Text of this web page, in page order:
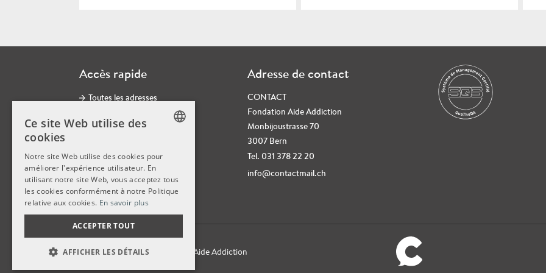
Accès rapide
Toutes les adresses
Réseaux sociaux
Protection des données
Impressum
Adresse de contact
CONTACT
Fondation Aide Addiction
Monbijoustrasse 70
3007 Bern
Tel. 031 378 22 20
info@contactmail.ch
© 2026CONTACT, Fondation Aide Addiction
GERMAN
FRENCH
Ce site Web utilise des
cookies
Notre site Web utilise des cookies pour
améliorer l'expérience utilisateur. En
utilisant notre site Web, vous acceptez tous
les cookies conformément à notre Politique
relative aux cookies. En savoir plus
ACCEPTER TOUT
AFFICHER LES DÉTAILS